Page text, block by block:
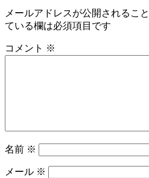
メールアドレスが公開されるこ
ている欄は必須項目です
コメント ※
名前 ※
メール ※